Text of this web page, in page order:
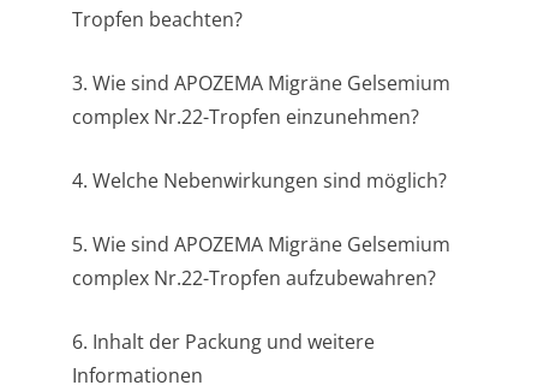
Tropfen beachten?
3. Wie sind APOZEMA Migräne Gelsemium
complex Nr.22-Tropfen einzunehmen?
4. Welche Nebenwirkungen sind möglich?
5. Wie sind APOZEMA Migräne Gelsemium
complex Nr.22-Tropfen aufzubewahren?
6. Inhalt der Packung und weitere
Informationen